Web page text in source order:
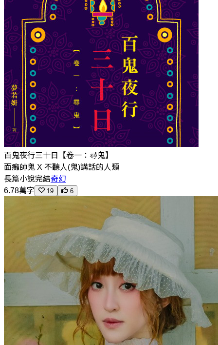
百鬼夜行三十日【卷一：尋鬼】
面癱帥鬼 X 不聽人(鬼)講話的人類
長篇小說完結奇幻
6.78萬字
19 6